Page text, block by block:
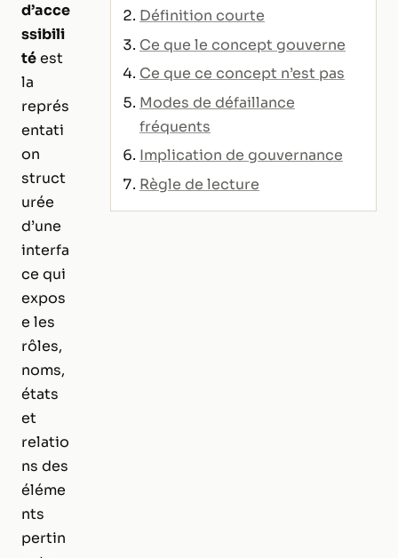
d’acce
ssibili
téest
la
représ
entati
on
struct
urée
d’une
interfa
ce qui
expos
e les
rôles,
noms,
états
et
relatio
ns des
éléme
nts
pertin
Définition courte
Ce que le concept gouverne
Ce que ce concept n’est pas
Modes de défaillance
fréquents
Implication de gouvernance
Règle de lecture